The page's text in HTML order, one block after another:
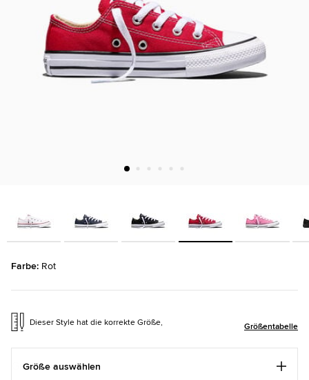
Farbe: Rot
Dieser Style hat die korrekte Größe, Größentabelle
Größe auswählen